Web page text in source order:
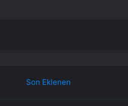
Son Eklenen